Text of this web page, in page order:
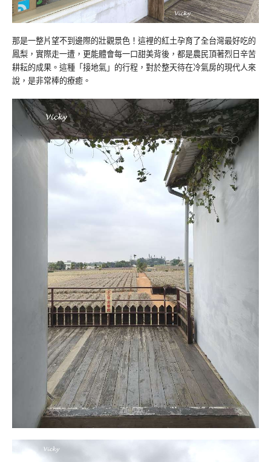
那是一整片望不到邊際的壯觀景色！這裡的紅土孕育了全台灣最好吃的
鳳梨，實際走一遭，更能體會每一口甜美背後，都是農民頂著烈日辛苦
耕耘的成果。這種「接地氣」的行程，對於整天待在冷氣房的現代人來
說，是非常棒的療癒。